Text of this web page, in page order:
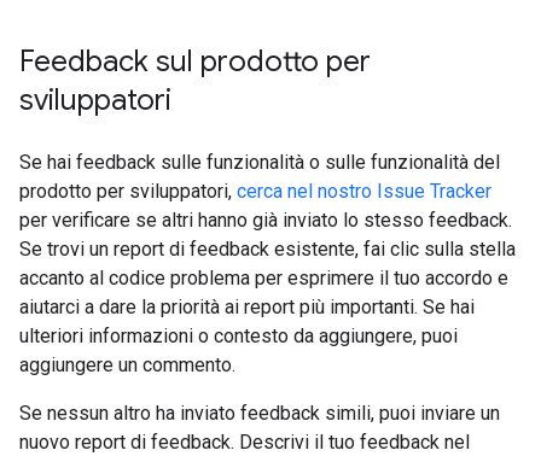
Feedback sul prodotto per
sviluppatori
Se hai feedback sulle funzionalità o sulle funzionalità del
prodotto per sviluppatori, cerca nel nostro Issue Tracker
per verificare se altri hanno già inviato lo stesso feedback.
Se trovi un report di feedback esistente, fai clic sulla stella
accanto al codice problema per esprimere il tuo accordo e
aiutarci a dare la priorità ai report più importanti. Se hai
ulteriori informazioni o contesto da aggiungere, puoi
aggiungere un commento.
Se nessun altro ha inviato feedback simili, puoi inviare un
nuovo report di feedback. Descrivi il tuo feedback nel